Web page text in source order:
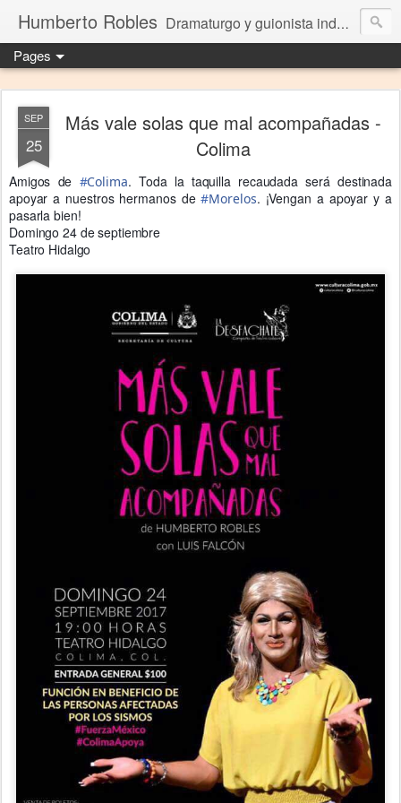
Humberto Robles Dramaturgo y guionista independiente
Pages
SEP
25
Más vale solas que mal acompañadas -
Colima
Amigos de #Colima. Toda la taquilla recaudada será destinada
apoyar a nuestros hermanos de#Morelos. ¡Vengan a apoyar y a
pasarla bien!
Domingo 24 de septiembre
Teatro Hidalgo